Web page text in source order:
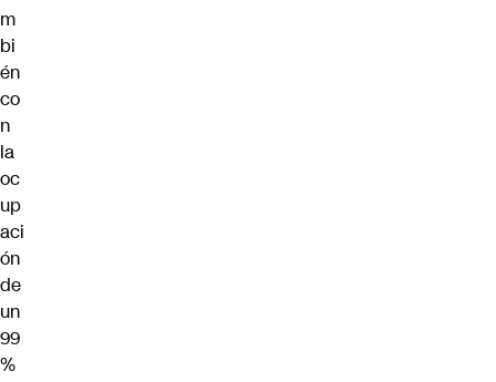
m
bi
én
co
n
la
oc
up
aci
ón
de
un
99
%